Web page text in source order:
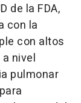
de la FDA,
con la
con altos
nivel
pulmonar